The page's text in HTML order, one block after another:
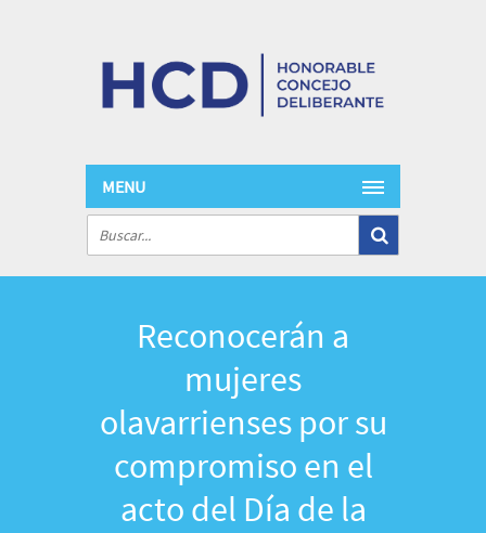
MENU
Reconocerán a
mujeres
olavarrienses por su
compromiso en el
acto del Día de la